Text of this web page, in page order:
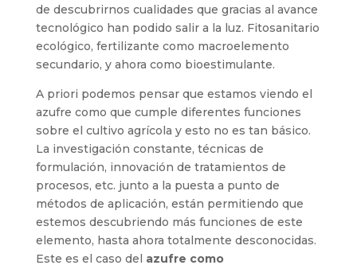
de descubrirnos cualidades que gracias al avance
tecnológico han podido salir a la luz. Fitosanitario
ecológico, fertilizante como macroelemento
secundario, y ahora como bioestimulante.
A priori podemos pensar que estamos viendo el
azufre como que cumple diferentes funciones
sobre el cultivo agrícola y esto no es tan básico.
La investigación constante, técnicas de
formulación, innovación de tratamientos de
procesos, etc. junto a la puesta a punto de
métodos de aplicación, están permitiendo que
estemos descubriendo más funciones de este
elemento, hasta ahora totalmente desconocidas.
Este es el caso del azufre como